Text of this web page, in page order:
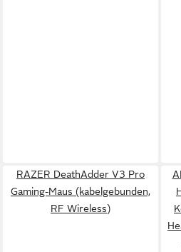
RAZER DeathAdder V3 Pro
Gaming-Maus (kabelgebunden,
RF Wireless)